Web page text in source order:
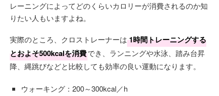
レーニングによってどのくらいカロリーが消費されるのか知
りたい人もいますよね。
実際のところ、クロストレーナーは 1時間トレーニングする
とおよそ500kcalを消費でき、ランニングや水泳、踏み台昇
降、縄跳びなどと比較しても効率の良い運動になります。
ウォーキング：200～300kcal／h